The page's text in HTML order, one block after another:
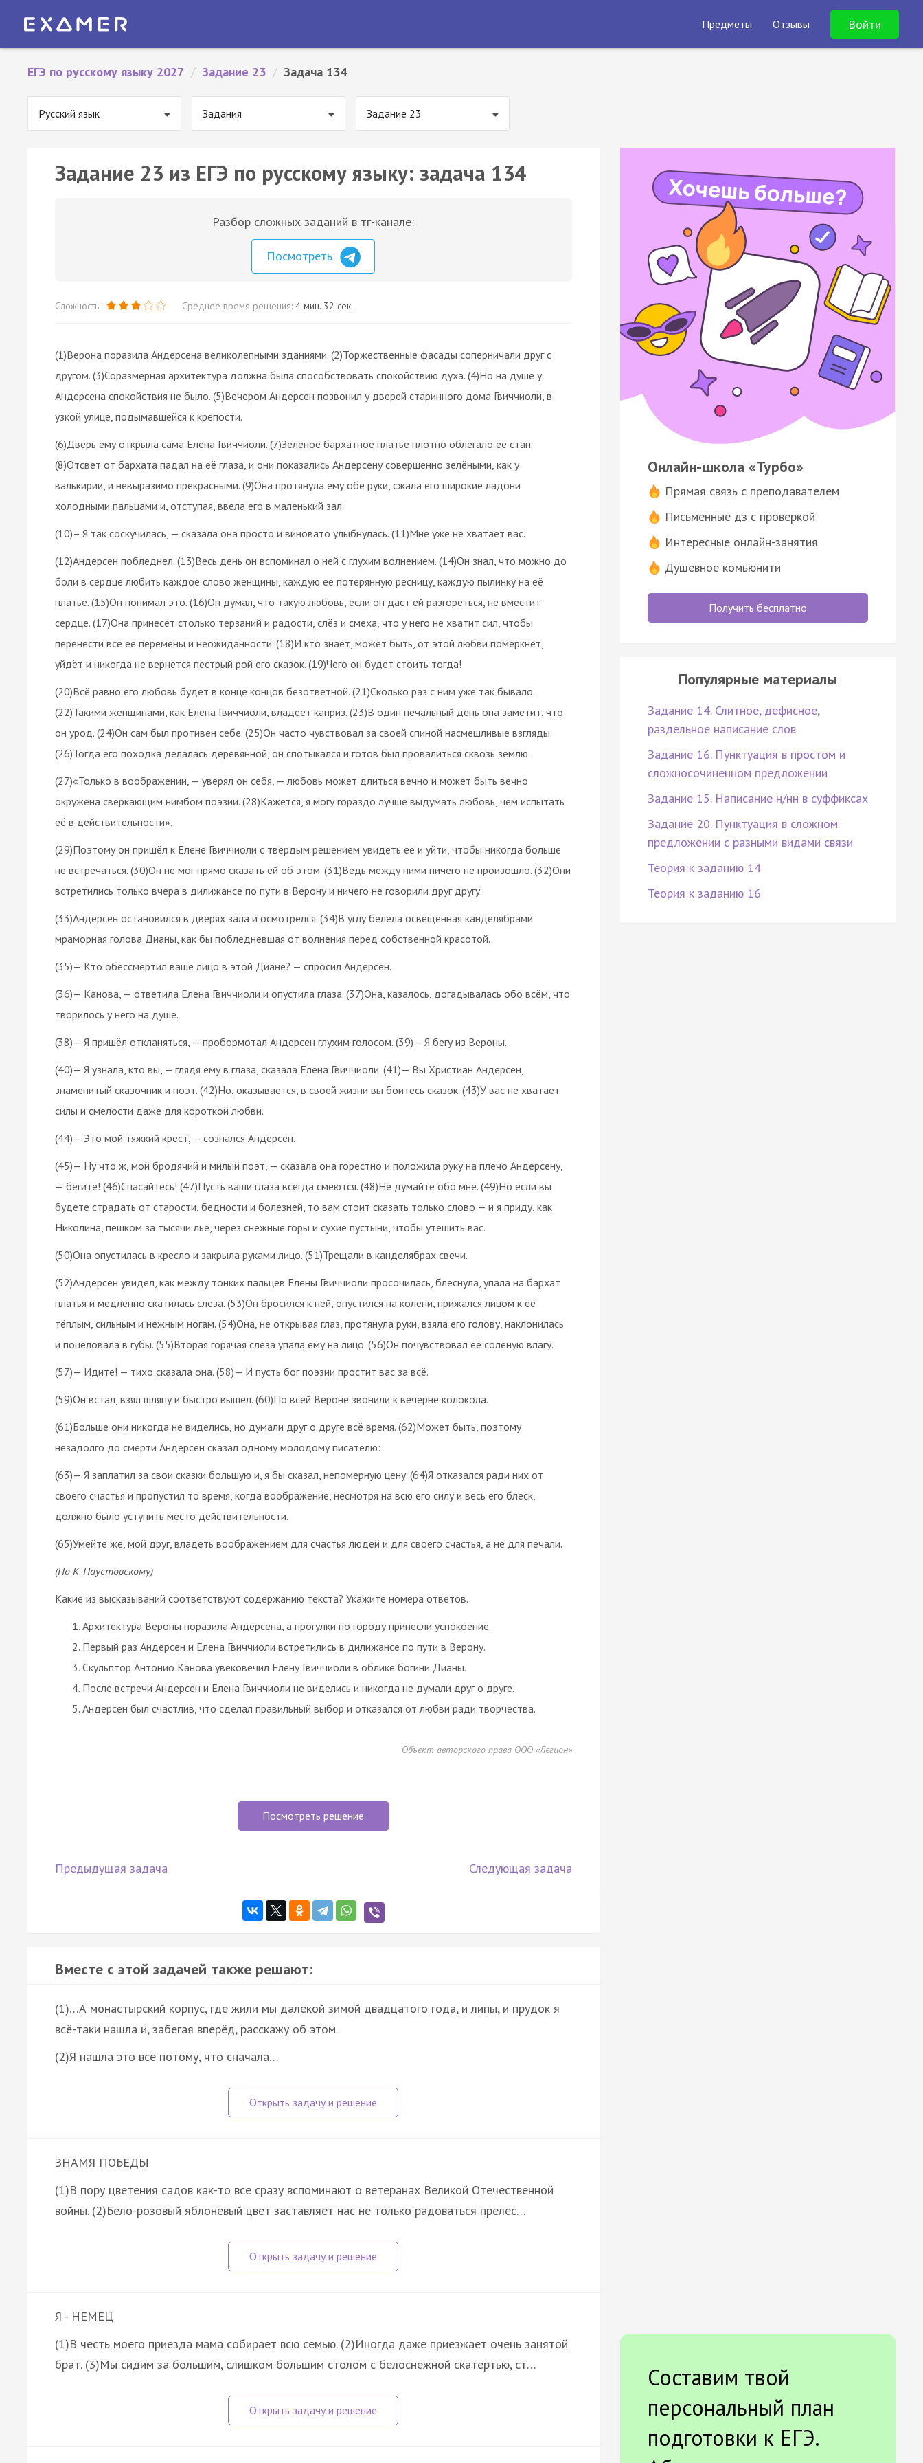
Предметы Отзывы Войти
ЕГЭ по русскому языку 2027 / Задание 23 / Задача 134
Русский язык Задания Задание 23
Задание 23 из ЕГЭ по русскому языку: задача 134
Разбор сложных заданий в тг-канале:
Посмотреть
Сложность: Среднее время решения: 4 мин. 32 сек.
(1)Верона поразила Андерсена великолепными зданиями. (2)Торжественные фасады соперничали друг с
другом. (3)Соразмерная архитектура должна была способствовать спокойствию духа. (4)Но на душе у
Андерсена спокойствия не было. (5)Вечером Андерсен позвонил у дверей старинного дома Гвиччиоли, в
узкой улице, подымавшейся к крепости.
(6)Дверь ему открыла сама Елена Гвиччиоли. (7)Зелёное бархатное платье плотно облегало её стан.
(8)Отсвет от бархата падал на её глаза, и они показались Андерсену совершенно зелёными, как у
валькирии, и невыразимо прекрасными. (9)Она протянула ему обе руки, сжала его широкие ладони
холодными пальцами и, отступая, ввела его в маленький зал.
(10)– Я так соскучилась, — сказала она просто и виновато улыбнулась. (11)Мне уже не хватает вас.
(12)Андерсен побледнел. (13)Весь день он вспоминал о ней с глухим волнением. (14)Он знал, что можно до
боли в сердце любить каждое слово женщины, каждую её потерянную ресницу, каждую пылинку на её
платье. (15)Он понимал это. (16)Он думал, что такую любовь, если он даст ей разгореться, не вместит
сердце. (17)Она принесёт столько терзаний и радости, слёз и смеха, что у него не хватит сил, чтобы
перенести все её перемены и неожиданности. (18)И кто знает, может быть, от этой любви померкнет,
уйдёт и никогда не вернётся пёстрый рой его сказок. (19)Чего он будет стоить тогда!
(20)Всё равно его любовь будет в конце концов безответной. (21)Сколько раз с ним уже так бывало.
(22)Такими женщинами, как Елена Гвиччиоли, владеет каприз. (23)В один печальный день она заметит, что
он урод. (24)Он сам был противен себе. (25)Он часто чувствовал за своей спиной насмешливые взгляды.
(26)Тогда его походка делалась деревянной, он спотыкался и готов был провалиться сквозь землю.
(27)«Только в воображении, — уверял он себя, — любовь может длиться вечно и может быть вечно
окружена сверкающим нимбом поэзии. (28)Кажется, я могу гораздо лучше выдумать любовь, чем испытать
её в действительности».
(29)Поэтому он пришёл к Елене Гвиччиоли с твёрдым решением увидеть её и уйти, чтобы никогда больше
не встречаться. (30)Он не мог прямо сказать ей об этом. (31)Ведь между ними ничего не произошло. (32)Они
встретились только вчера в дилижансе по пути в Верону и ничего не говорили друг другу.
(33)Андерсен остановился в дверях зала и осмотрелся. (34)В углу белела освещённая канделябрами
мраморная голова Дианы, как бы побледневшая от волнения перед собственной красотой.
(35)— Кто обессмертил ваше лицо в этой Диане? — спросил Андерсен.
(36)— Канова, — ответила Елена Гвиччиоли и опустила глаза. (37)Она, казалось, догадывалась обо всём, что
творилось у него на душе.
(38)— Я пришёл откланяться, — пробормотал Андерсен глухим голосом. (39)— Я бегу из Вероны.
(40)— Я узнала, кто вы, — глядя ему в глаза, сказала Елена Гвиччиоли. (41)— Вы Христиан Андерсен,
знаменитый сказочник и поэт. (42)Но, оказывается, в своей жизни вы боитесь сказок. (43)У вас не хватает
силы и смелости даже для короткой любви.
(44)— Это мой тяжкий крест, — сознался Андерсен.
(45)— Ну что ж, мой бродячий и милый поэт, — сказала она горестно и положила руку на плечо Андерсену,
— бегите! (46)Спасайтесь! (47)Пусть ваши глаза всегда смеются. (48)Не думайте обо мне. (49)Но если вы
будете страдать от старости, бедности и болезней, то вам стоит сказать только слово — и я приду, как
Николина, пешком за тысячи лье, через снежные горы и сухие пустыни, чтобы утешить вас.
(50)Она опустилась в кресло и закрыла руками лицо. (51)Трещали в канделябрах свечи.
(52)Андерсен увидел, как между тонких пальцев Елены Гвиччиоли просочилась, блеснула, упала на бархат
платья и медленно скатилась слеза. (53)Он бросился к ней, опустился на колени, прижался лицом к её
тёплым, сильным и нежным ногам. (54)Она, не открывая глаз, протянула руки, взяла его голову, наклонилась
и поцеловала в губы. (55)Вторая горячая слеза упала ему на лицо. (56)Он почувствовал её солёную влагу.
(57)— Идите! — тихо сказала она. (58)— И пусть бог поэзии простит вас за всё.
(59)Он встал, взял шляпу и быстро вышел. (60)По всей Вероне звонили к вечерне колокола.
(61)Больше они никогда не виделись, но думали друг о друге всё время. (62)Может быть, поэтому
незадолго до смерти Андерсен сказал одному молодому писателю:
(63)— Я заплатил за свои сказки большую и, я бы сказал, непомерную цену. (64)Я отказался ради них от
своего счастья и пропустил то время, когда воображение, несмотря на всю его силу и весь его блеск,
должно было уступить место действительности.
(65)Умейте же, мой друг, владеть воображением для счастья людей и для своего счастья, а не для печали.
(По К. Паустовскому)
Какие из высказываний соответствуют содержанию текста? Укажите номера ответов.
Архитектура Вероны поразила Андерсена, а прогулки по городу принесли успокоение.
Первый раз Андерсен и Елена Гвиччиоли встретились в дилижансе по пути в Верону.
Скульптор Антонио Канова увековечил Елену Гвиччиоли в облике богини Дианы.
После встречи Андерсен и Елена Гвиччиоли не виделись и никогда не думали друг о друге.
Андерсен был счастлив, что сделал правильный выбор и отказался от любви ради творчества.
Объект авторского права ООО «Легион»
Посмотреть решение
Предыдущая задача Следующая задача
Вместе с этой задачей также решают:
(1)…А монастырский корпус, где жили мы далёкой зимой двадцатого года, и липы, и прудок я
всё-таки нашла и, забегая вперёд, расскажу об этом.
(2)Я нашла это всё потому, что сначала…
ЗНАМЯ ПОБЕДЫ
(1)В пору цветения садов как-то все сразу вспоминают о ветеранах Великой Отечественной
войны. (2)Бело-розовый яблоневый цвет заставляет нас не только радоваться прелес…
Я - НЕМЕЦ
(1)В честь моего приезда мама собирает всю семью. (2)Иногда даже приезжает очень занятой
брат. (3)Мы сидим за большим, слишком большим столом с белоснежной скатертью, ст…
Онлайн-школа «Турбо»
Прямая связь с преподавателем
Письменные дз с проверкой
Интересные онлайн-занятия
Душевное комьюнити
Получить бесплатно
Популярные материалы
Задание 14. Слитное, дефисное,
раздельное написание слов
Задание 16. Пунктуация в простом и
сложносочиненном предложении
Задание 15. Написание н/нн в суффиксах
Задание 20. Пунктуация в сложном
предложении с разными видами связи
Теория к заданию 14
Теория к заданию 16
Составим твой
персональный план
подготовки к ЕГЭ.